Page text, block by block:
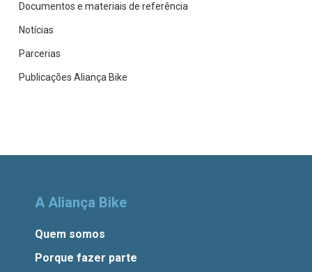
Documentos e materiais de referência
Notícias
Parcerias
Publicações Aliança Bike
A Aliança Bike
Quem somos
Porque fazer parte